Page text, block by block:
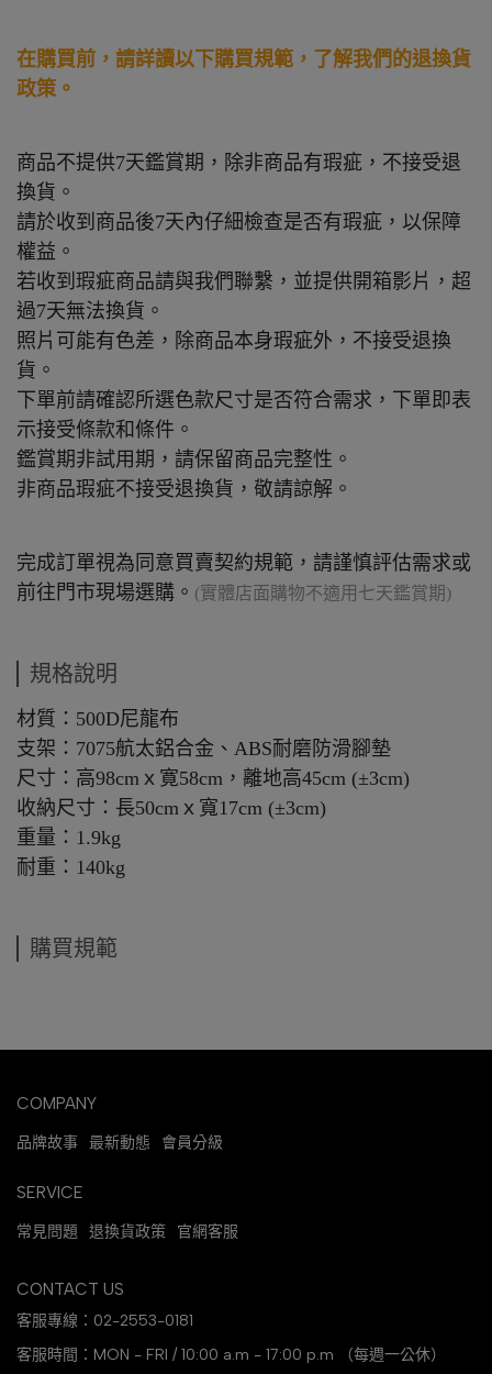
在購買前，請詳讀以下購買規範，了解我們的退換貨
政策。
商品不提供7天鑑賞期，除非商品有瑕疵，不接受退
換貨。
請於收到商品後7天內仔細檢查是否有瑕疵，以保障
權益。
若收到瑕疵商品請與我們聯繫，並提供開箱影片，超
過7天無法換貨。
照片可能有色差，除商品本身瑕疵外，不接受退換
貨。
下單前請確認所選色款尺寸是否符合需求，下單即表
示接受條款和條件。
鑑賞期非試用期，請保留商品完整性。
非商品瑕疵不接受退換貨，敬請諒解。
完成訂單視為同意買賣契約規範，請謹慎評估需求或
前往門市現場選購。 (實體店面購物不適用七天鑑賞期)
規格說明
材質：500D尼龍布
支架：7075航太鋁合金、ABS耐磨防滑腳墊
尺寸：高98cmｘ寛58cm，離地高45cm (±3cm)
收納尺寸：長50cmｘ寬17cm (±3cm)
重量：1.9kg
耐重：140kg
購買規範
COMPANY
品牌故事 最新動態 會員分級
SERVICE
常見問題 退換貨政策 官網客服
CONTACT US
客服專線：02-2553-0181
客服時間：MON - FRI / 10:00 a.m - 17:00 p.m （每週一公休）